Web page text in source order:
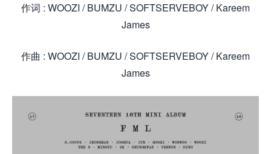
作词 : WOOZI / BUMZU / SOFTSERVEBOY / Kareem
James
作曲 : WOOZI / BUMZU / SOFTSERVEBOY / Kareem
James